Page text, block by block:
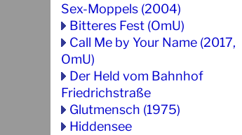
Sex-Moppels (2004)
Bitteres Fest (OmU)
Call Me by Your Name (2017,
OmU)
Der Held vom Bahnhof
Friedrichstraße
Glutmensch (1975)
Hiddensee